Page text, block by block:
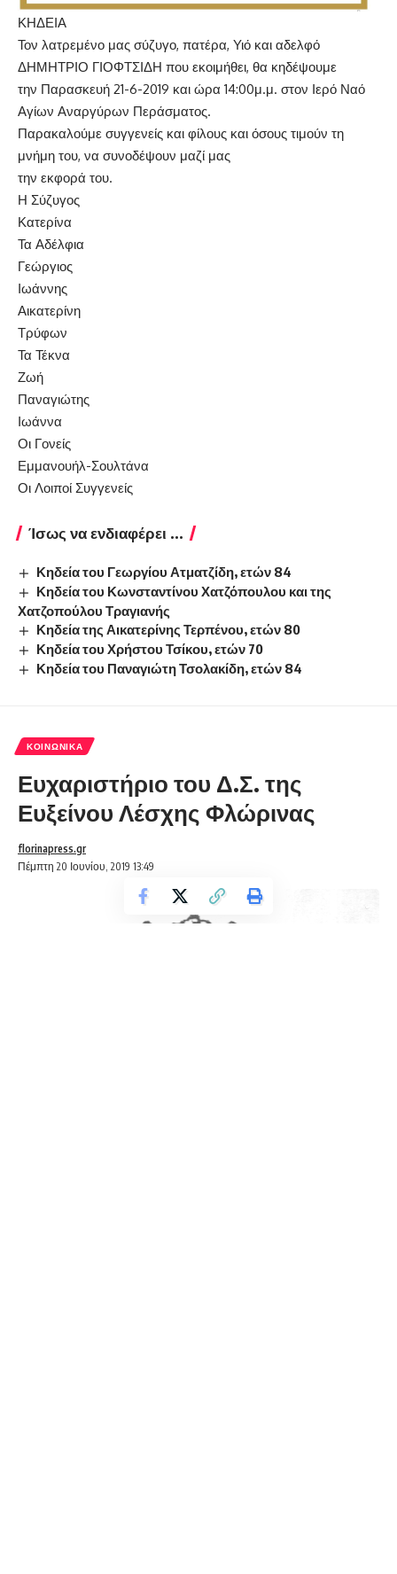
ΚΗΔΕΙΑ
Τον λατρεμένο μας σύζυγο, πατέρα, Υιό και αδελφό
ΔΗΜΗΤΡΙΟ ΓΙΟΦΤΣΙΔΗ που εκοιμήθει, θα κηδέψουμε
την Παρασκευή 21-6-2019 και ώρα 14:00μ.μ. στον Ιερό Ναό
Αγίων Αναργύρων Περάσματος.
Παρακαλούμε συγγενείς και φίλους και όσους τιμούν τη
μνήμη του, να συνοδέψουν μαζί μας
την εκφορά του.
Η Σύζυγος
Κατερίνα
Τα Αδέλφια
Γεώργιος
Ιωάννης
Αικατερίνη
Τρύφων
Τα Τέκνα
Ζωή
Παναγιώτης
Ιωάννα
Οι Γονείς
Εμμανουήλ-Σουλτάνα
Οι Λοιποί Συγγενείς
Ίσως να ενδιαφέρει ...
Κηδεία του Γεωργίου Ατματζίδη, ετών 84
Κηδεία του Κωνσταντίνου Χατζόπουλου και της
Χατζοπούλου Τραγιανής
Κηδεία της Αικατερίνης Τερπένου, ετών 80
Κηδεία του Χρήστου Τσίκου, ετών 70
Κηδεία του Παναγιώτη Τσολακίδη, ετών 84
ΚΟΙΝΩΝΙΚΆ
Ευχαριστήριο του Δ.Σ. της
Ευξείνου Λέσχης Φλώρινας
Πέμπτη 20 Ιουνίου, 2019 13:49
florinapress.gr